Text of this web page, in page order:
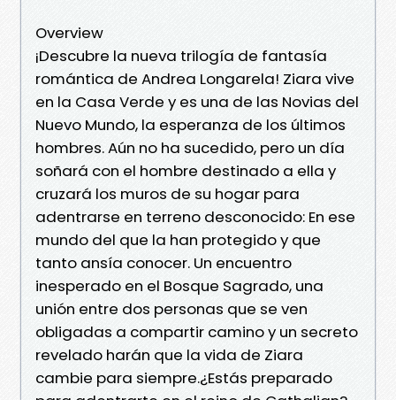
Overview
¡Descubre la nueva trilogía de fantasía
romántica de Andrea Longarela! Ziara vive
en la Casa Verde y es una de las Novias del
Nuevo Mundo, la esperanza de los últimos
hombres. Aún no ha sucedido, pero un día
soñará con el hombre destinado a ella y
cruzará los muros de su hogar para
adentrarse en terreno desconocido: En ese
mundo del que la han protegido y que
tanto ansía conocer. Un encuentro
inesperado en el Bosque Sagrado, una
unión entre dos personas que se ven
obligadas a compartir camino y un secreto
revelado harán que la vida de Ziara
cambie para siempre.¿Estás preparado